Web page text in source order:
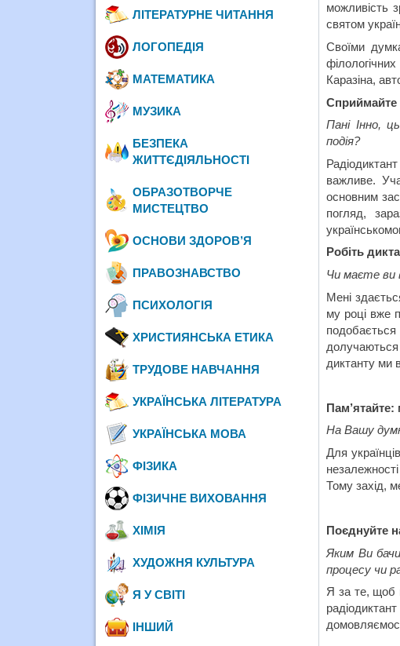
можливість
святом
Своїми
Каразіна,
Сприймайте
Пані Інно,
подія?
важливе.
основним
погляд,
Робіть
Чи маєте ви
Мені
му році вже
долучаються
диктанту ми
На Вашу
Для
Тому захід,
Поєднуйте
Яким Ви
процесу чи
Я за те, щоб
ЛІТЕРАТУРНЕ ЧИТАННЯ
ЛОГОПЕДІЯ
МАТЕМАТИКА
МУЗИКА
БЕЗПЕКА
ЖИТТЄДІЯЛЬНОСТІ
ОБРАЗОТВОРЧЕ
МИСТЕЦТВО
ОСНОВИ ЗДОРОВ’Я
ПРАВОЗНАВСТВО
ПСИХОЛОГІЯ
ХРИСТИЯНСЬКА ЕТИКА
ТРУДОВЕ НАВЧАННЯ
УКРАЇНСЬКА ЛІТЕРАТУРА
УКРАЇНСЬКА МОВА
ФІЗИКА
ФІЗИЧНЕ ВИХОВАННЯ
ХІМІЯ
ХУДОЖНЯ КУЛЬТУРА
Я У СВІТІ
ІНШИЙ